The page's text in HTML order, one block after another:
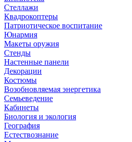
Стеллажи
Квадрокоптеры
Патриотическое воспитание
Юнармия
Макеты оружия
Стенды
Настенные панели
Декорации
Костюмы
Возобновляемая энергетика
Семьеведение
Кабинеты
Биология и экология
География
Естествознание